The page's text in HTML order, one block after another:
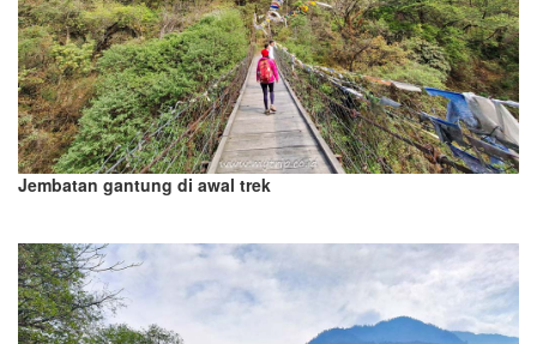
Jembatan gantung di awal trek